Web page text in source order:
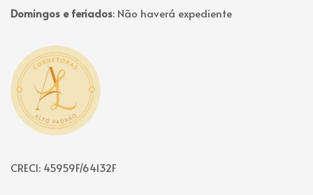
Domingos e feriados: Não haverá expediente
Página inicial
CRECI: 45959F/64132F